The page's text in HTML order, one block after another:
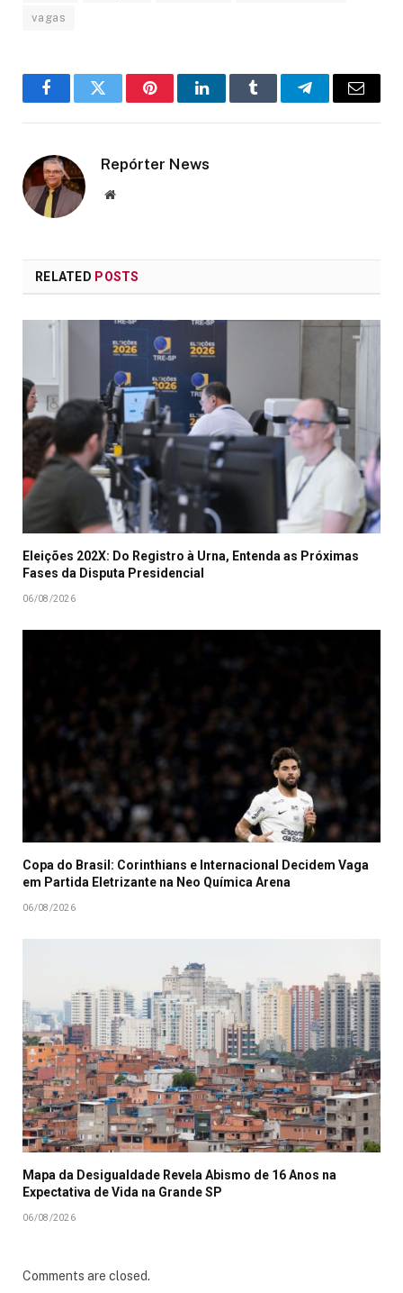
vagas
FacebookTwitter PinterestLinkedInTumblr TelegramEmail
Repórter News
Website
RELATED POSTS
Eleições 202X: Do Registro à Urna, Entenda as Próximas
Fases da Disputa Presidencial
06/08/2026
Copa do Brasil: Corinthians e Internacional Decidem Vaga
em Partida Eletrizante na Neo Química Arena
06/08/2026
Mapa da Desigualdade Revela Abismo de 16 Anos na
Expectativa de Vida na Grande SP
06/08/2026
Comments are closed.